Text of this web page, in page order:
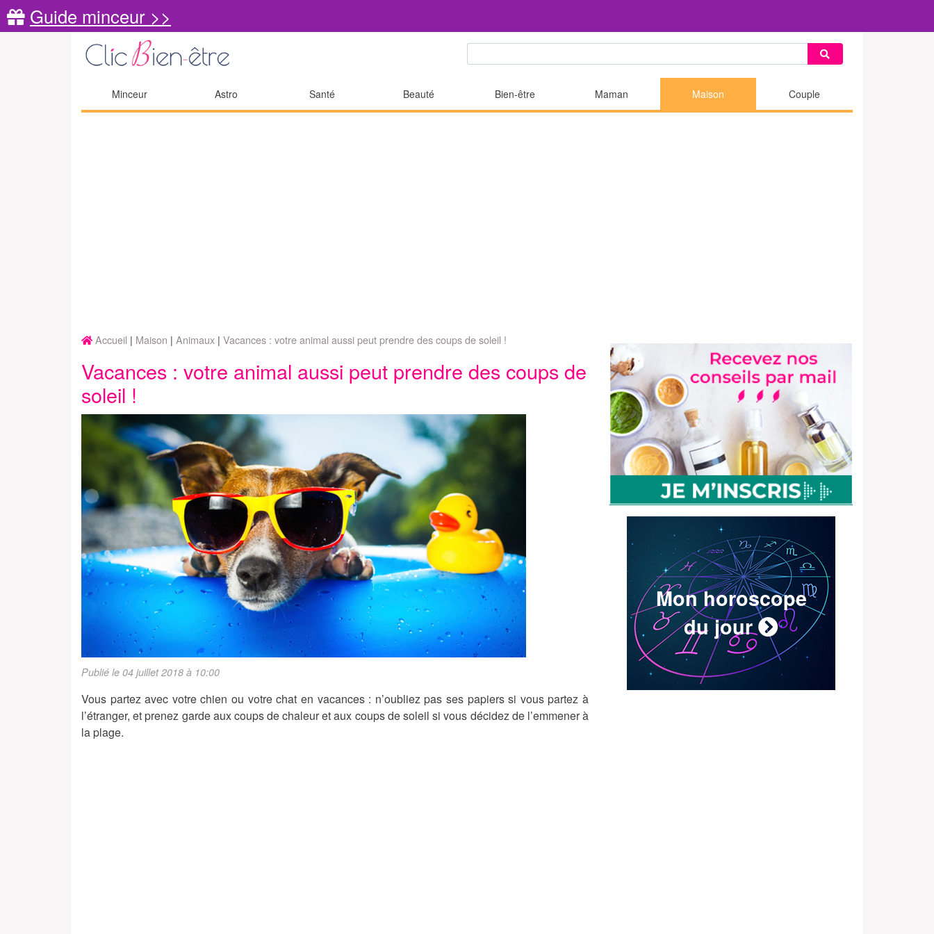
Guide minceur >>
Minceur Astro Santé Beauté Bien-être Maman Maison Couple
Accueil Maison Animaux Vacances : votre animal aussi peut prendre des coups de soleil !
Vacances : votre animal aussi peut prendre des coups de
soleil !
Publié le 04 juillet 2018 à 10:00
Vous partez avec votre chien ou votre chat en vacances : n’oubliez pas ses papiers si vous partez à
l’étranger, et prenez garde aux coups de chaleur et aux coups de soleil si vous décidez de l’emmener à
la plage.
Mon horoscope
du jour